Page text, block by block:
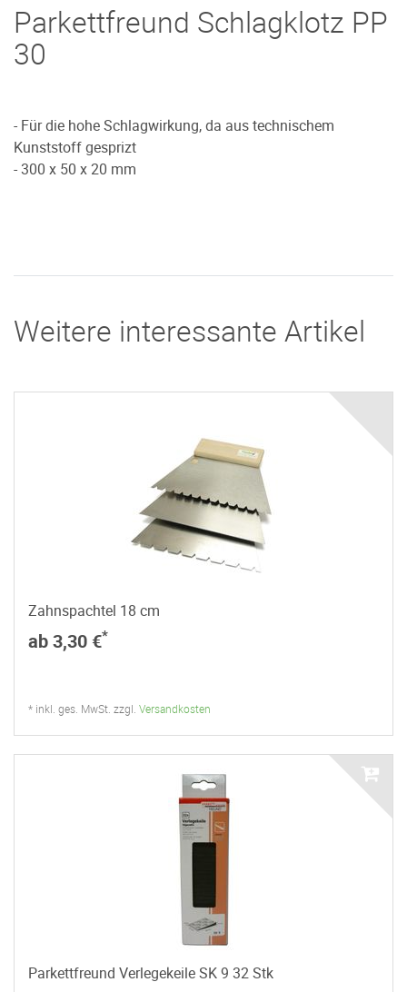
Parkettfreund Schlagklotz PP
30
- Für die hohe Schlagwirkung, da aus technischem
Kunststoff gesprizt
- 300 x 50 x 20 mm
Weitere interessante Artikel
Zahnspachtel 18 cm
ab 3,30 €*
* inkl. ges. MwSt. zzgl. Versandkosten
Parkettfreund Verlegekeile SK 9 32 Stk